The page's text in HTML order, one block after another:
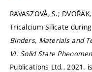
RAVASZOVÁ, S.;
Tricalcium Silicate
Binders, Materials and
VI. Solid State
Publications Ltd., 2021.